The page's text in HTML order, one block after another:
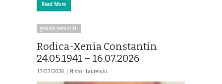
Read More
galaxia nemuririi
Rodica-Xenia Constantin
24.05.1941 – 16.07.2026
17/07/2026 | Nistor Laurențiu